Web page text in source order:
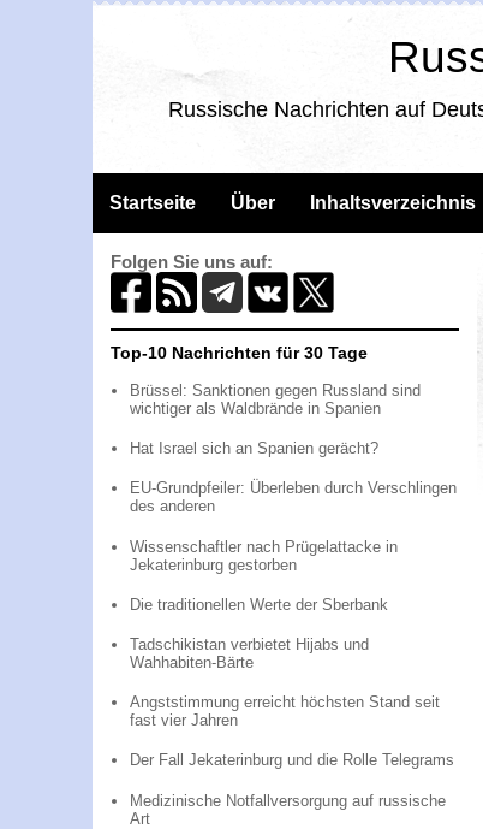
Russische Nachrichten auf
Startseite Über Inhaltsverzeichnis
Folgen Sie uns auf:
Top-10 Nachrichten für 30 Tage
Brüssel: Sanktionen gegen Russland sind
wichtiger als Waldbrände in Spanien
Hat Israel sich an Spanien gerächt?
EU-Grundpfeiler: Überleben durch Verschlingen
des anderen
Wissenschaftler nach Prügelattacke in
Jekaterinburg gestorben
Die traditionellen Werte der Sberbank
Tadschikistan verbietet Hijabs und
Wahhabiten-Bärte
Angststimmung erreicht höchsten Stand seit
fast vier Jahren
Der Fall Jekaterinburg und die Rolle Telegrams
Medizinische Notfallversorgung auf russische
Art